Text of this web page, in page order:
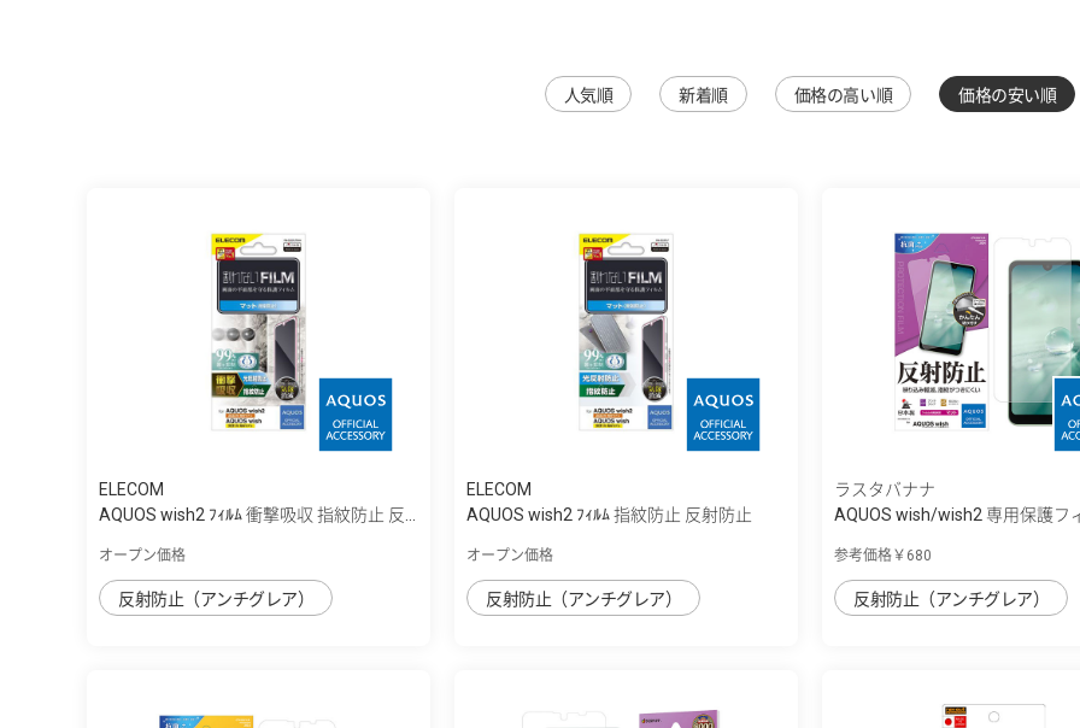
人気順 新着順 価格の高い順 価格の安い順
ELECOM
AQUOS wish2 ﾌｨﾙﾑ 衝撃吸収 指紋防止 反...
オープン価格
反射防止（アンチグレア）
ELECOM
AQUOS wish2 ﾌｨﾙﾑ 指紋防止 反射防止
オープン価格
反射防止（アンチグレア）
ラスタバナナ
AQUOS wish/wish2 専用保護フ
参考価格￥680
反射防止（アンチグレア）